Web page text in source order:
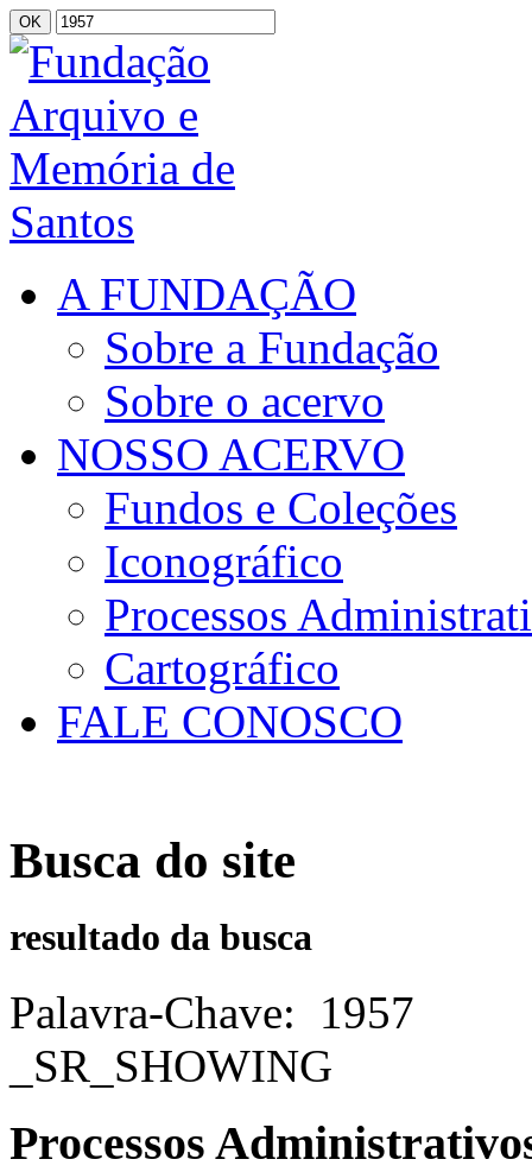
A FUNDAÇÃO
Sobre a Fundação
Sobre o acervo
NOSSO ACERVO
Fundos e Coleções
Iconográfico
Processos
Cartográfico
FALE CONOSCO
Busca do site
resultado da busca
Palavra-Chave: 1957
_SR_SHOWING
Processos